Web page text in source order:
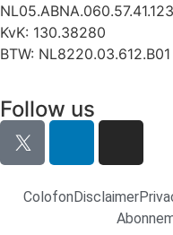
NL05.ABNA.060.57.41.123
KvK: 130.38280
BTW: NL8220.03.612.B01
Follow us
ColofonDisclaimer